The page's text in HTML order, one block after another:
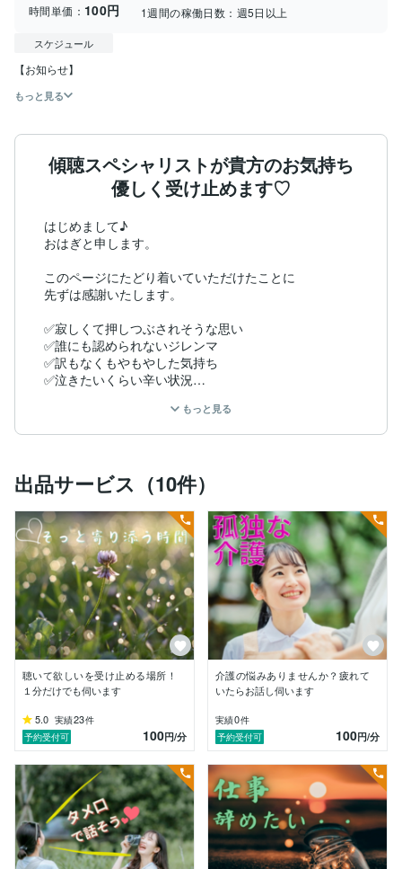
時間単価： 100円 1週間の稼働日数： 週5日以上
スケジュール
【お知らせ】
もっと見る
傾聴スペシャリストが貴方のお気持ち
優しく受け止めます♡
はじめまして♪
おはぎと申します。
このページにたどり着いていただけたことに
先ずは感謝いたします。
✅寂しくて押しつぶされそうな思い
✅誰にも認められないジレンマ
✅訳もなくもやもやした気持ち
✅泣きたいくらい辛い状況
✅嬉しいこの気持ちを誰かと共有したい
どんなお気持ちも私がそっと受け止めます。
２０２４年５月「高齢者傾聴スペシャリスト」の資格を
取得いたしました。
実はとある媒体でラジオパーソナリティーとして活動を
していて
今年で４年目になりました。
ラジオではリスナーさんとの信頼関係を大切に
時には悩みや生活の疑問について寄り添いながら
お話しをさせていただいております。
ラジオでリスナーさんとお話しをしている中で
「人は話しを聴いてもらうと不思議と気持ちが整う」
ということに気が付きました。
人間関係や家族間の問題で気持ちが落ち込んでいた
リスナーさんが私に話しを聴いてもらった後に
「ありがとう！気持ちが楽になったよ」
「笑ってすっきりした」
もっと見る
出品サービス（10件）
聴いて欲しいを受け止める場所！
１分だけでも伺います
5.0 実績23件
予約受付可
100円/分
介護の悩みありませんか？疲れて
いたらお話し伺います
実績0件
予約受付可
100円/分